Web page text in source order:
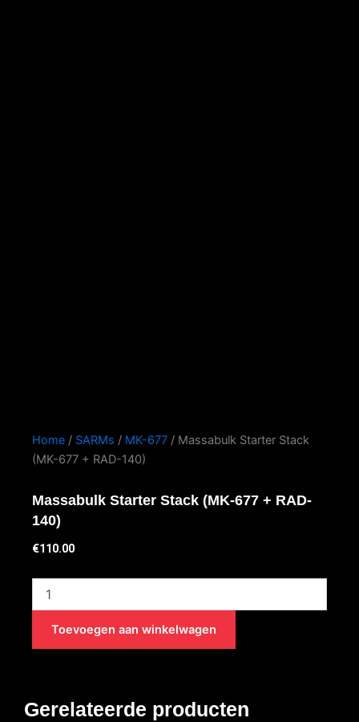
Home / SARMs / MK-677 / Massabulk Starter Stack
(MK-677 + RAD-140)
Massabulk Starter Stack (MK-677 + RAD-
140)
€110.00
Starter
(MK-
677
aantal
Toevoegen aan winkelwagen
Gerelateerde producten